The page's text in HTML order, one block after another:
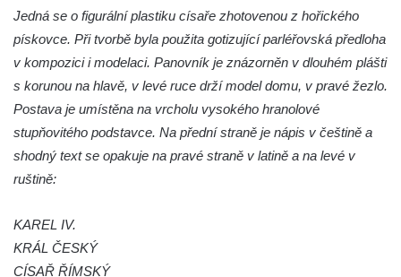
Socha Želva v ZOO Hluboká
Socha Kozorožec horský v ZOO Hluboká
Socha Včela v ZOO Hluboká
Socha Housenka v ZOO Hluboká
Socha Rosomák v ZOO Hluboká
Socha Volavka v ZOO Hluboká
Jedná se o figurální plastiku císaře zhotovenou z hořického
pískovce. Při tvorbě byla použita gotizující parléřovská předloha
v kompozici i modelaci. Panovník je znázorněn v dlouhém plášti
s korunou na hlavě, v levé ruce drží model domu, v pravé žezlo.
Postava je umístěna na vrcholu vysokého hranolové
stupňovitého podstavce. Na přední straně je nápis v češtině a
shodný text se opakuje na pravé straně v latině a na levé v
ruštině:
KAREL IV.
KRÁL ČESKÝ
CÍSAŘ ŘÍMSKÝ